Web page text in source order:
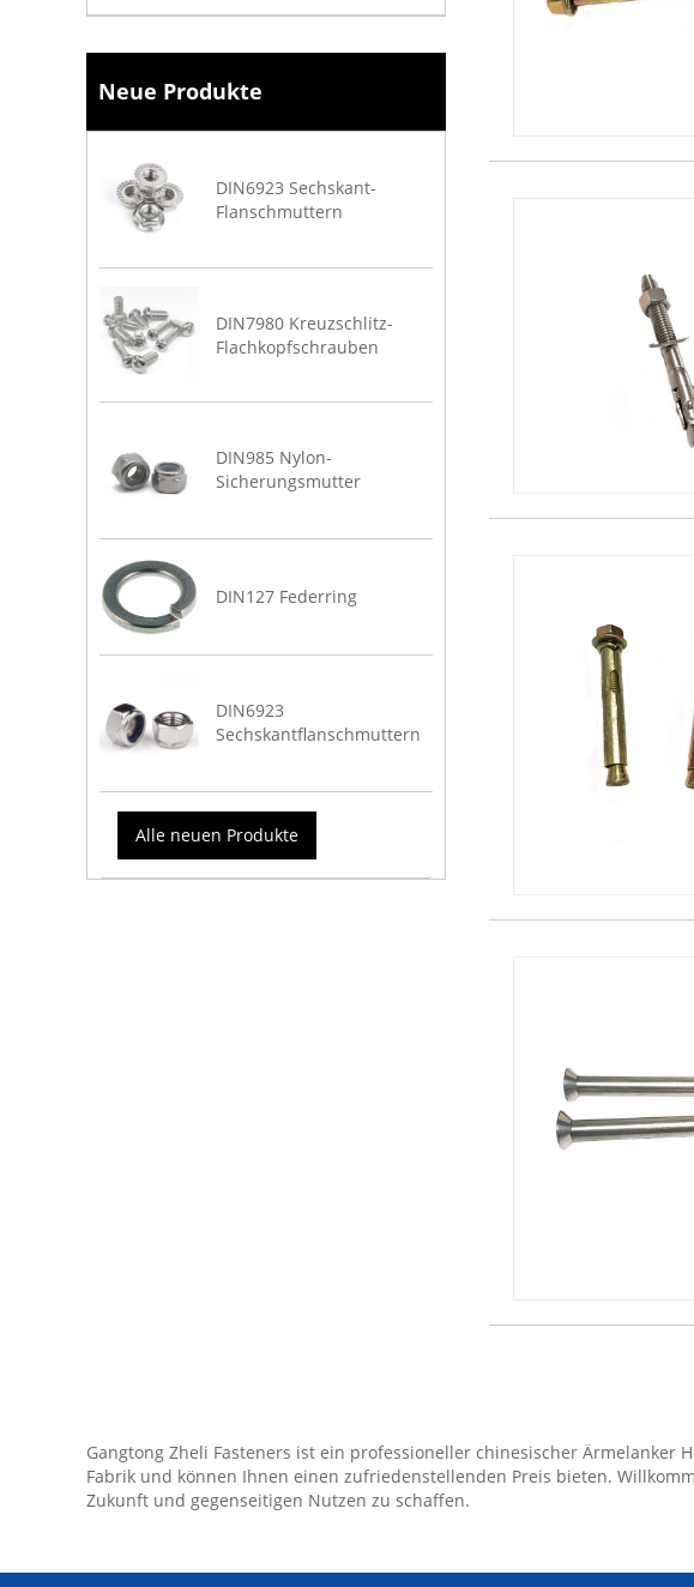
Neue Produkte
DIN6923 Sechskant-
Flanschmuttern
DIN7980 Kreuzschlitz-
Flachkopfschrauben
DIN985 Nylon-
Sicherungsmutter
DIN127 Federring
DIN6923
Sechskantflanschmuttern
Alle neuen Produkte
Gangtong Zheli Fasteners ist ein professioneller chinesischer
Fabrik und können Ihnen einen zufriedenstellenden Preis bieten.
Zukunft und gegenseitigen Nutzen zu schaffen.